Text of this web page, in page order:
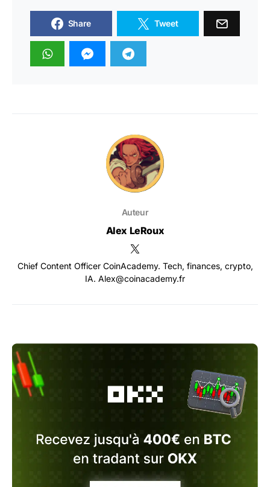
Share Tweet
Auteur
Alex LeRoux
Chief Content Officer CoinAcademy. Tech, finances, crypto,
IA. Alex@coinacademy.fr